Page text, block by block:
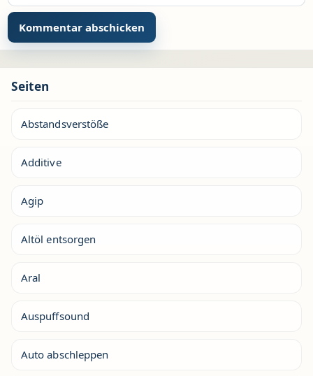
Seiten
Abstandsverstöße
Additive
Agip
Altöl entsorgen
Aral
Auspuffsound
Auto abschleppen